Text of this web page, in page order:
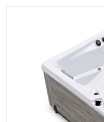
Вага без води:288кг